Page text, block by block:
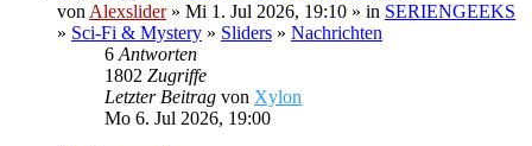
von Alexslider» Mi 1. Jul 2026, 19:10 » in SERIENGEEKS
» Sci-Fi & Mystery » Sliders » Nachrichten
6 Antworten
1802 Zugriffe
Letzter Beitrag von Xylon
Mo 6. Jul 2026, 19:00